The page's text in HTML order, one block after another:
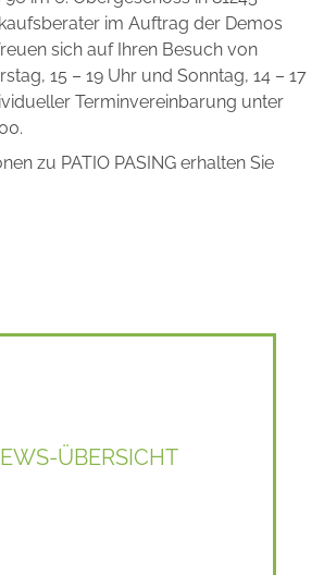
im Auftrag der Demos
sich auf Ihren Besuch von
15 – 19 Uhr und Sonntag, 14 – 17
Terminvereinbarung unter
zu PATIO PASING erhalten Sie
ÜBERSICHT